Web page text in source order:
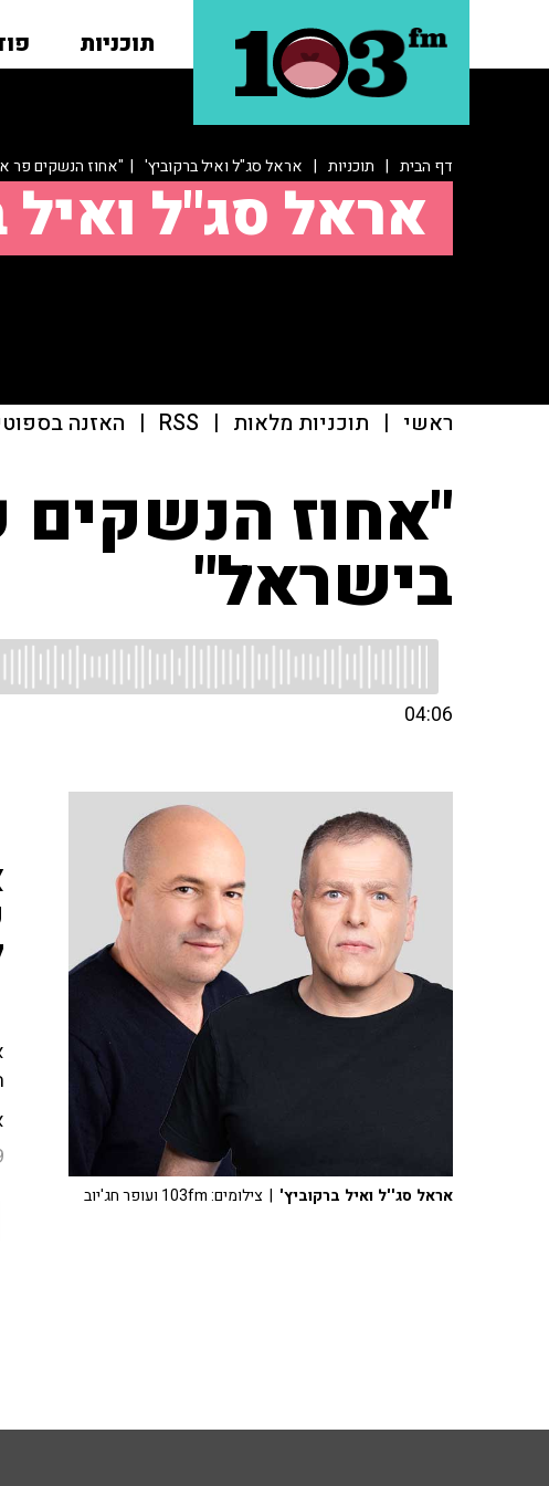
תוכניות
דף הבית | תוכניות | אראל סג"ל ואיל ברקוביץ' | "אחוז הנשקים פר
אראל סג"ל ואיל
ראשי | תוכניות מלאות |
RSS
| האזנה
"אחוז הנשקים
בישראל"
04:06
אראל סג''ל ואיל ברקוביץ' | צילומים: 103fm ועופר חג'יוב